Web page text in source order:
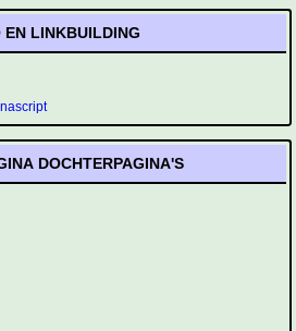
EN LINKBUILDING
DOCHTERPAGINA'S